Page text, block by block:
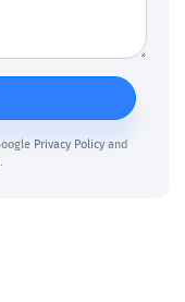
Privacy Policyand